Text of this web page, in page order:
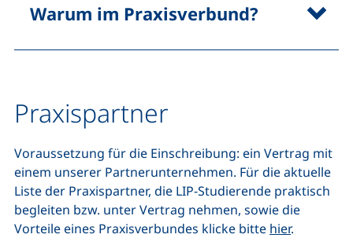
Warum im Praxisverbund?
Praxispartner
Voraussetzung für die Einschreibung: ein Vertrag mit
einem unserer Partnerunternehmen. Für die aktuelle
Liste der Praxispartner, die LIP-Studierende praktisch
begleiten bzw. unter Vertrag nehmen, sowie die
Vorteile eines Praxisverbundes klicke bitte hier.